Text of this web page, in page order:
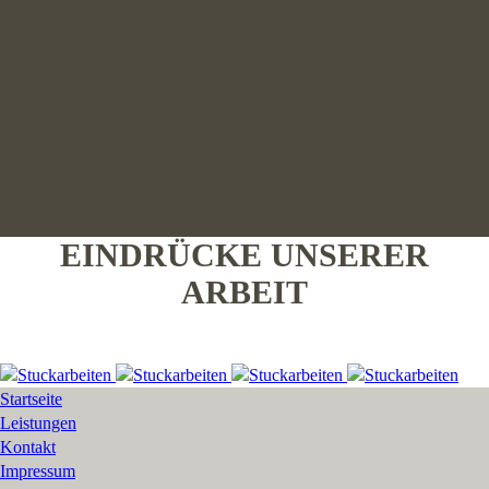
EINDRÜCKE UNSERER
ARBEIT
Startseite
Leistungen
Kontakt
Impressum